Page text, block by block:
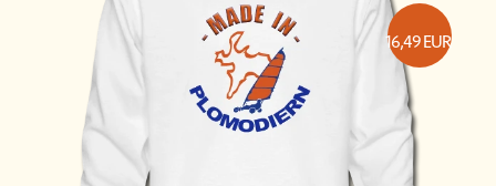
16,49EUR